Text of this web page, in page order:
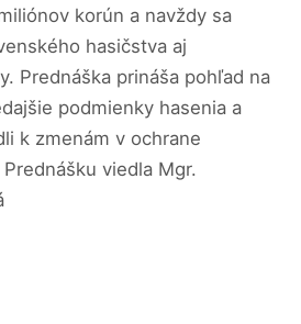
korún a navždy sa
hasičstva aj
Prednáška prináša pohľad na
podmienky hasenia a
k zmenám v ochrane
viedla Mgr.